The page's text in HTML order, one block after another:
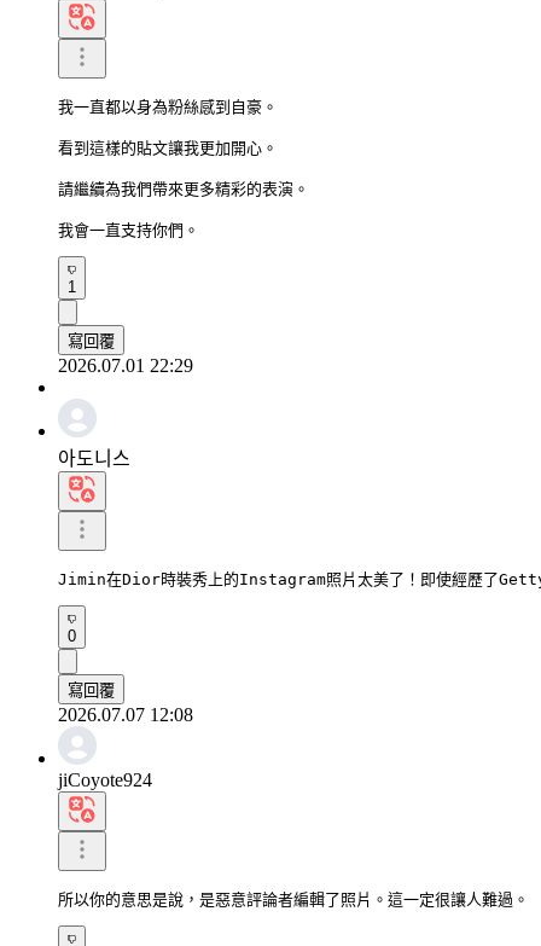
我一直都以身為粉絲感到自豪。
看到這樣的貼文讓我更加開心。
請繼續為我們帶來更多精彩的表演。
我會一直支持你們。
1
寫回覆
2026.07.01 22:29
아도니스
Jimin在Dior時裝秀上的Instagram照片太美了！即使經歷了Getty
0
寫回覆
2026.07.07 12:08
jiCoyote924
所以你的意思是說，是惡意評論者編輯了照片。這一定很讓人難過。